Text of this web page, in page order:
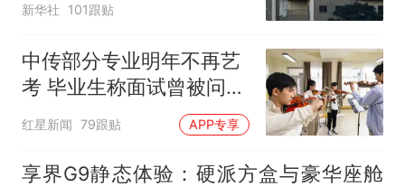
新华社 101跟贴
中传部分专业明年不再艺
考 毕业生称面试曾被问
“如何策划晚会” 专家：遏
红星新闻 79跟贴 APP专享
享界G9静态体验：硬派方盒与豪华座舱